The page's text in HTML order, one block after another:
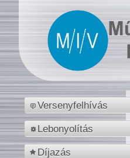
Versenyfelhívás
Lebonyolítás
Díjazás